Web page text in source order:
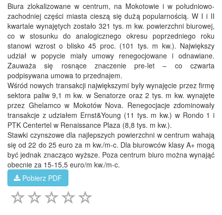
Biura zlokalizowane w centrum, na Mokotowie i w południowo-
zachodniej części miasta cieszą się dużą popularnością. W I i II
kwartale wynajętych zostało 321 tys. m kw. powierzchni biurowej,
co w stosunku do analogicznego okresu poprzedniego roku
stanowi wzrost o blisko 45 proc. (101 tys. m kw.). Największy
udział w popycie miały umowy renegocjowane i odnawiane.
Zauważa się rosnące znaczenie pre-let – co czwarta
podpisywana umowa to przednajem.
Wśród nowych transakcji największymi były wynajęcie przez firmę
sektora paliw 9,1 m kw. w Senatorze oraz 2 tys. m kw. wynajęte
przez Ghelamco w Mokotów Nova. Renegocjacje zdominowały
transakcje z udziałem Ernst&Young (11 tys. m kw.) w Rondo 1 i
PTK Centertel w Renaissance Plaza (8,8 tys. m kw.).
Stawki czynszowe dla najlepszych powierzchni w centrum wahają
się od 22 do 25 euro za m kw./m-c. Dla biurowców klasy A+ mogą
być jednak znacząco wyższe. Poza centrum biuro można wynająć
obecnie za 15-15,5 euro/m kw./m-c.
Pobierz PDF